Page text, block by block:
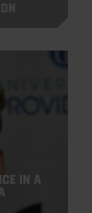
in a